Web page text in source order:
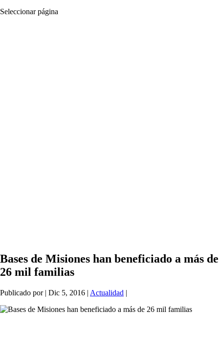
Seleccionar página
Bases de Misiones han beneficiado a más de
26 mil familias
Publicado por | Dic 5, 2016 | Actualidad |